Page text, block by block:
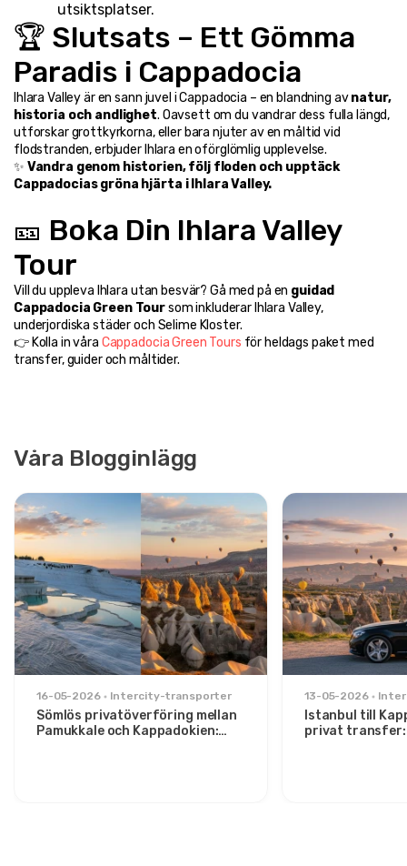
utsiktsplatser.
🏆 Slutsats – Ett Gömma
Paradis i Cappadocia
Ihlara Valley är en sann juvel i Cappadocia – en blandning av natur,
historia och andlighet. Oavsett om du vandrar dess fulla längd,
utforskar grottkyrkorna, eller bara njuter av en måltid vid
flodstranden, erbjuder Ihlara en oförglömlig upplevelse.
✨ Vandra genom historien, följ floden och upptäck
Cappadocias gröna hjärta i Ihlara Valley.
🎫 Boka Din Ihlara Valley
Tour
Vill du uppleva Ihlara utan besvär? Gå med på en guidad
Cappadocia Green Tour som inkluderar Ihlara Valley,
underjordiska städer och Selime Kloster.
👉 Kolla in våra Cappadocia Green Tours för heldags paket med
transfer, guider och måltider.
Våra Blogginlägg
16-05-2026 Intercity-transporter
Sömlös privatöverföring mellan
Pamukkale och Kappadokien:
13-05-2026
Istanbul till
privat